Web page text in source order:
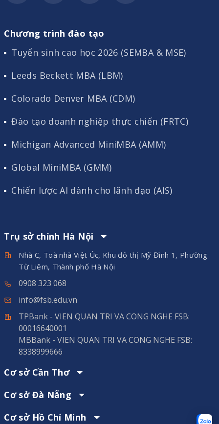
Chương trình đào tạo
Tuyển sinh cao học 2026 (SEMBA & MSE)
Leeds Beckett MBA (LBM)
Colorado Denver MBA (CDM)
Đào tạo doanh nghiệp thực chiến (FRTC)
Michigan Advanced MiniMBA (AMM)
Global MiniMBA (GMM)
Chiến lược AI dành cho lãnh đạo (AIS)
Trụ sở chính Hà Nội
Nhà C, Toà nhà Việt Úc, Khu đô thị Mỹ Đình 1, Phường
Từ Liêm, Thành phố Hà Nội
0908 323 068
info@fsb.edu.vn
TPBank - VIEN QUAN TRI VA CONG NGHE FSB:
00016640001
MBBank - VIEN QUAN TRI VA CONG NGHE FSB:
8338999666
Cơ sở Cần Thơ
Cơ sở Đà Nẵng
Cơ sở Hồ Chí Minh